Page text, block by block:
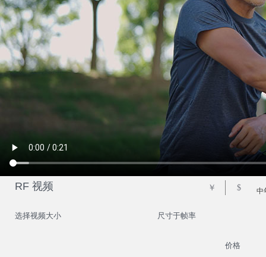
中
选择视频大小 尺寸于帧率
价格
RF 视频 ￥ $